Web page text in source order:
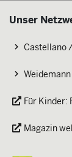
Unser
Castellano
Für Kinder:
Magazin